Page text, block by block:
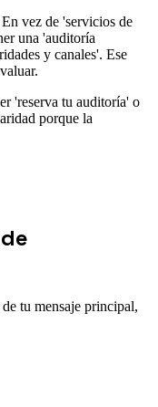
vez de 'servicios de
una 'auditoría
y canales'. Ese
'reserva tu auditoría' o
porque la
tu mensaje principal,